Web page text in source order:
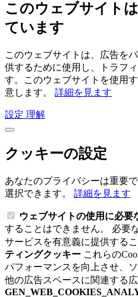
このウェブサイト
ています
このウェブサイトは、広告を
供するために使用し、トラフ
す。このウェブサイトを使用
意します。 詳細を見ます
設定 理解
クッキーの設定
あなたのプライバシーは重要
選択できます。 詳細を見ます
ウェブサイトの使用に必要
することはできません。 必要
サービスを有意義に提供する
ティングクッキー これらの
パフォーマンスを向上させ、
他の広告スペースに関連する